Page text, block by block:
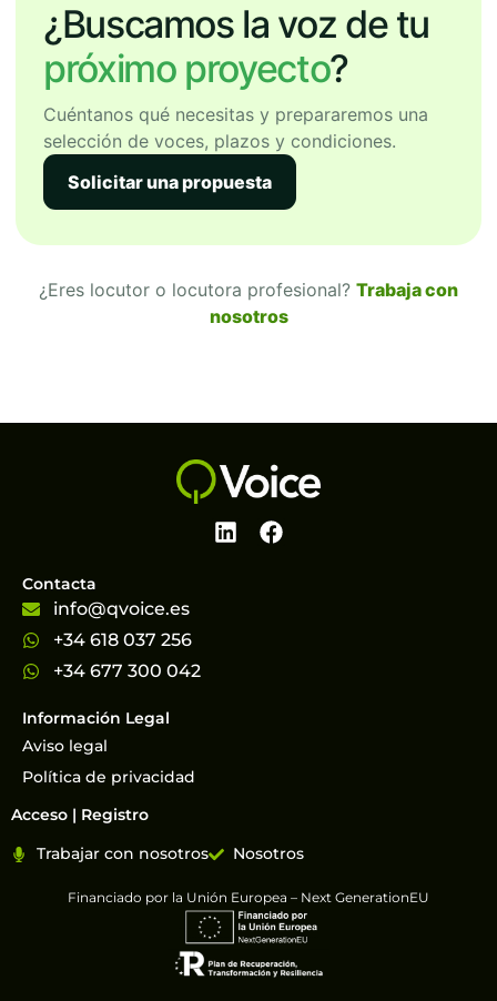
¿Buscamos la voz de tu
próximo proyecto?
Cuéntanos qué necesitas y prepararemos una
selección de voces, plazos y condiciones.
Solicitar una propuesta
¿Eres locutor o locutora profesional? Trabaja con
nosotros
Información Legal
Aviso legal
Política de privacidad
Contacta
info@qvoice.es
+34 618 037 256
+34 677 300 042
Acceso | Registro
Trabajar con nosotros
Nosotros
Financiado por la Unión Europea – Next GenerationEU